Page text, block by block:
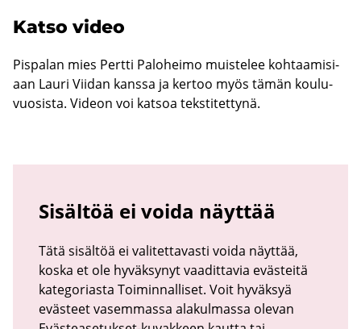
Katso video
Pis­pa­lan mies Pert­ti Pa­lo­hei­mo muis­te­lee koh­taa­mi­si­
aan Lauri Vii­dan kans­sa ja ker­too myös tämän kou­lu­
vuo­sis­ta. Vi­deon voi kat­soa teks­ti­tet­ty­nä.
Sisältöä ei voida näyttää
Tätä sisältöä ei valitettavasti voida näyttää,
koska et ole hyväksynyt vaadittavia evästeitä
kategoriasta Toiminnalliset. Voit hyväksyä
evästeet vasemmassa alakulmassa olevan